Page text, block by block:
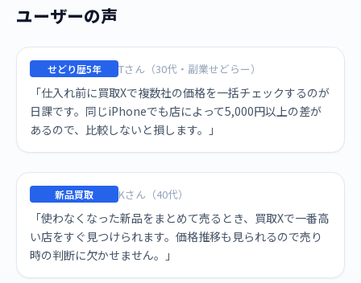
ユーザーの声
せどり歴5年 Tさん（30代・副業せどらー）
「仕入れ前に買取Xで複数社の価格を一括チェックするのが
日課です。同じiPhoneでも店によって5,000円以上の差が
あるので、比較しないと損します。」
新品買取 Kさん（40代）
「使わなくなった新品をまとめて売るとき、買取Xで一番高
い店をすぐ見つけられます。価格推移も見られるので売り
時の判断に欠かせません。」